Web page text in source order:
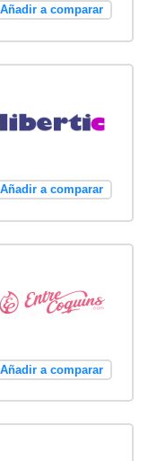
Añadir a comparar
Añadir a comparar
Añadir a comparar